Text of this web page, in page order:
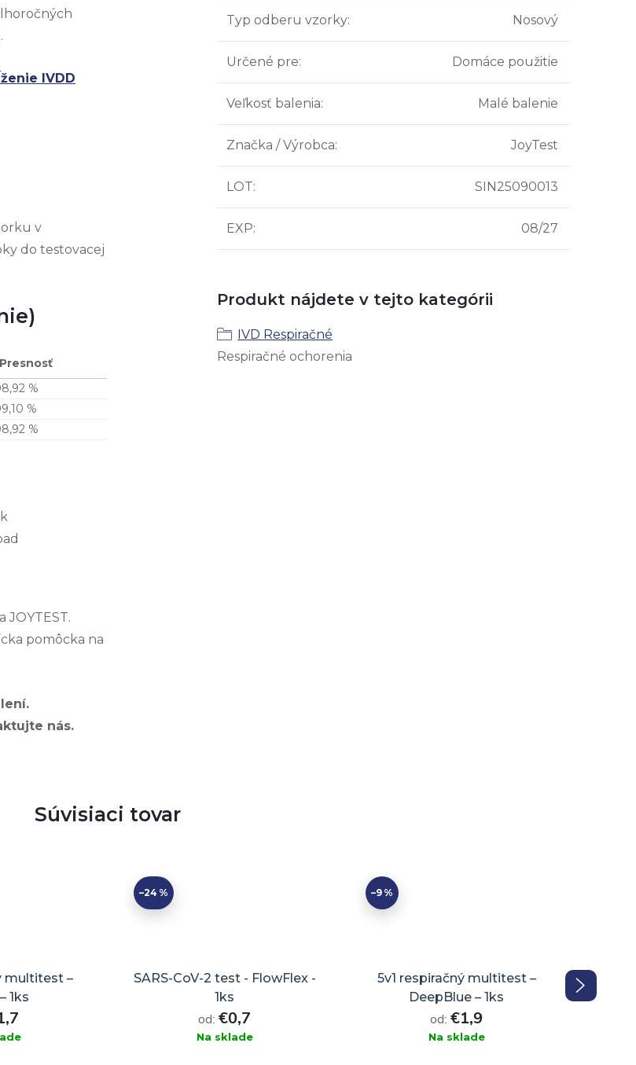
IVDD
v
do testovacej
Presnosť
%
%
%
JOYTEST.
pomôcka na
nás.
Typ odberu vzorky: Nosový
Určené pre: Domáce použitie
Veľkosť balenia: Malé balenie
Značka / Výrobca: JoyTest
LOT: SIN25090013
EXP: 08/27
Produkt nájdete v tejto kategórii
IVD Respiračné
Respiračné ochorenia
Súvisiaci tovar
multitest –
1ks
–24 %
SARS-CoV-2 test - FlowFlex -
1ks
od: €0,7
Na sklade
–9 %
5v1 respiračný multitest –
DeepBlue – 1ks
od: €1,9
Na sklade